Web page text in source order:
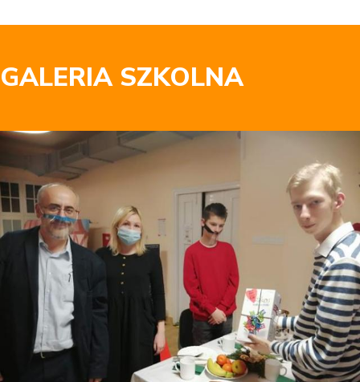
GALERIA SZKOLNA